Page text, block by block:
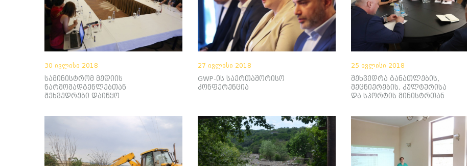
30 ივლისი 2018
სამინისტრომ მედიის
წარმომადგენლებთან
შეხვედრები დაიწყო
27 ივლისი 2018
GWP-ის საერთაშორისო
კონფერენცია
25 ივლისი 2018
შეხვედრა განათლების,
მეცნიერების, კულტურისა
და სპორტის მინისტრთან